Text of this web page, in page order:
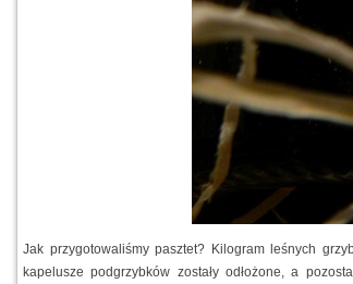
Jak przygotowaliśmy pasztet? Kilogram leśnych
kapelusze podgrzybków zostały odłożone, a